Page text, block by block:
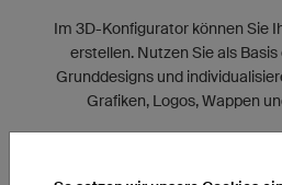
Im 3D-Konfigurator können Sie
erstellen. Nutzen Sie als
Grunddesigns und
Grafiken, Logos, Wappen